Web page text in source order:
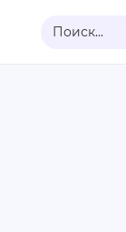
Поиск...